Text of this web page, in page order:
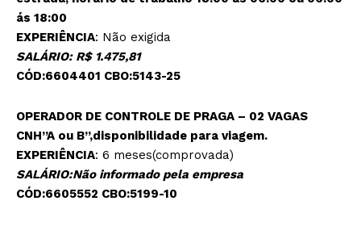
ás 18:00
EXPERIÊNCIA: Não exigida
SALÁRIO: R$ 1.475,81
CÓD:6604401 CBO:5143-25
OPERADOR DE CONTROLE DE PRAGA – 02 VAGAS
CNH”A ou B”,disponibilidade para viagem.
EXPERIÊNCIA: 6 meses(comprovada)
SALÁRIO:Não informado pela empresa
CÓD:6605552 CBO:5199-10